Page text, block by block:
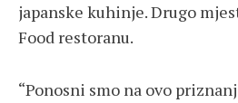
japanske kuhinje. Drugo
Food restoranu.
“Ponosni smo na ovo